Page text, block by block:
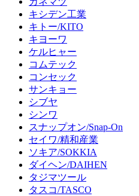
キシデン工業
キトー/KITO
キヨーワ
ケルヒャー
コムテック
コンセック
サンキョー
シブヤ
シンワ
スナップオン/Snap-On
セイワ/精和産業
ソキア/SOKKIA
ダイヘン/DAIHEN
タジマツール
タスコ/TASCO